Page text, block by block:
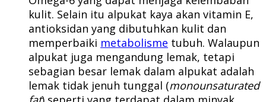
kulit. Selain itu alpukat kaya akan vitamin E,
antioksidan yang dibutuhkan kulit dan
memperbaiki metabolisme tubuh. Walaupun
alpukat juga mengandung lemak, tetapi
sebagian besar lemak dalam alpukat adalah
lemak tidak jenuh tunggal (monounsaturated